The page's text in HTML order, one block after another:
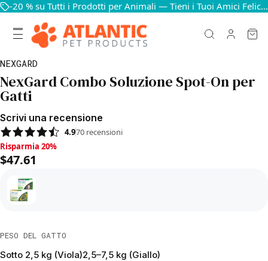
-20 % su Tutti i Prodotti per Animali — Tieni i Tuoi Amici Felici e in Salute
NEXGARD
NexGard Combo Soluzione Spot-On per
Gatti
Scrivi una recensione
4.970 recensioni
Risparmia 20%, $47.61
Risparmia 20%
$47.61
PESO DEL GATTO
Sotto 2,5 kg (Viola)2,5–7,5 kg (Giallo)